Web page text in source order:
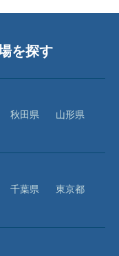
を探す
秋田県
山形県
千葉県
東京都